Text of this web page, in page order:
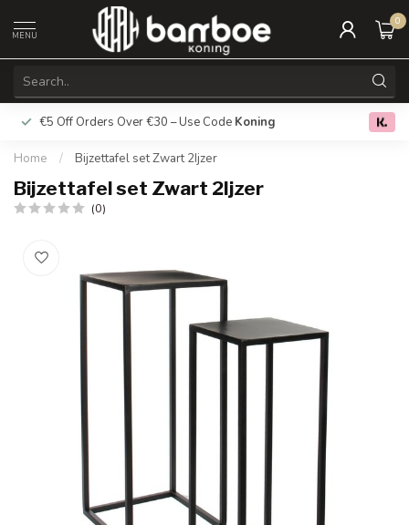
MENU
0
€5 Off Orders Over €30 – Use Code Koning Free
Home / Bijzettafel set Zwart 2Ijzer
Bijzettafel set Zwart 2Ijzer
(0)